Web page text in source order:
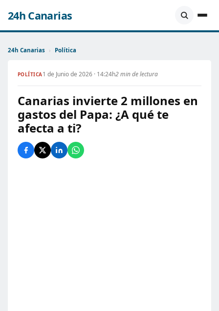
24h Canarias
24h Canarias › Política
POLÍTICA1 de Junio de 2026 · 14:24h2 min de lectura
Canarias invierte 2 millones en
gastos del Papa: ¿A qué te
afecta a ti?